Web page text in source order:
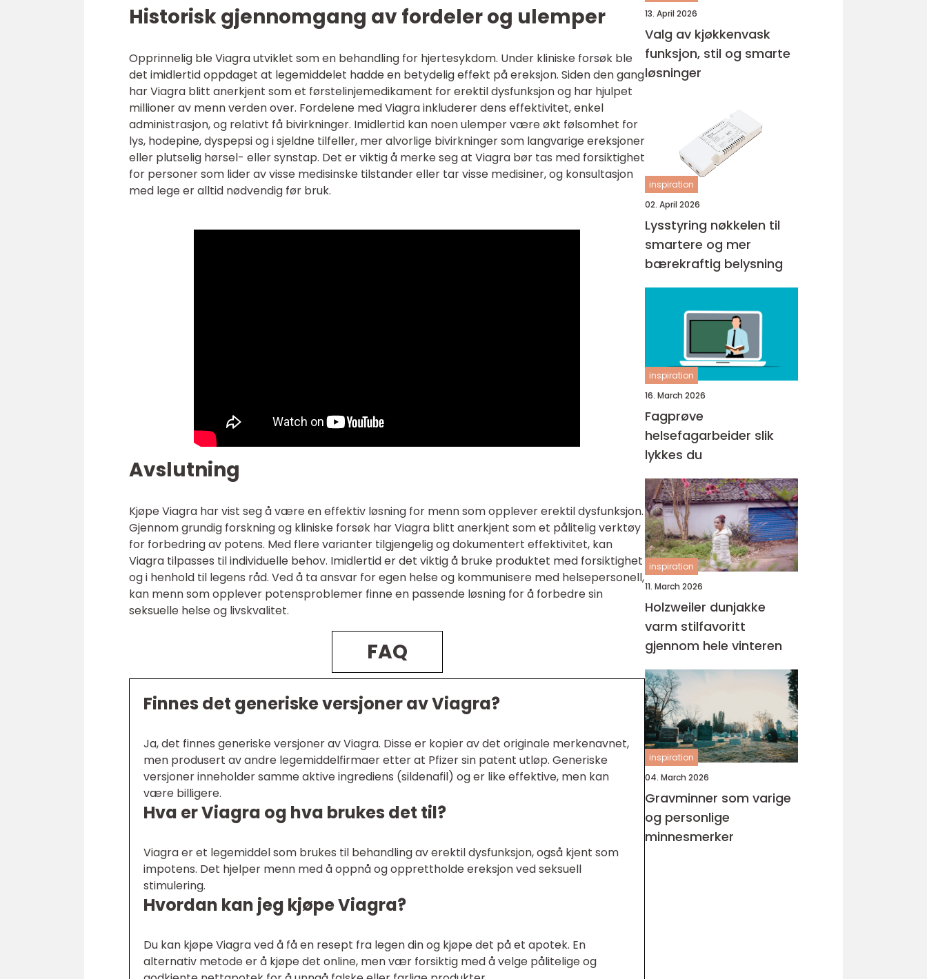
Historisk gjennomgang av fordeler og ulemper
Opprinnelig ble Viagra utviklet som en behandling for hjertesykdom. Under kliniske forsøk ble
det imidlertid oppdaget at legemiddelet hadde en betydelig effekt på ereksjon. Siden den gang
har Viagra blitt anerkjent som et førstelinjemedikament for erektil dysfunksjon og har hjulpet
millioner av menn verden over. Fordelene med Viagra inkluderer dens effektivitet, enkel
administrasjon, og relativt få bivirkninger. Imidlertid kan noen ulemper være økt følsomhet for
lys, hodepine, dyspepsi og i sjeldne tilfeller, mer alvorlige bivirkninger som langvarige ereksjoner
eller plutselig hørsel- eller synstap. Det er viktig å merke seg at Viagra bør tas med forsiktighet
for personer som lider av visse medisinske tilstander eller tar visse medisiner, og konsultasjon
med lege er alltid nødvendig før bruk.
Avslutning
Kjøpe Viagra har vist seg å være en effektiv løsning for menn som opplever erektil dysfunksjon.
Gjennom grundig forskning og kliniske forsøk har Viagra blitt anerkjent som et pålitelig verktøy
for forbedring av potens. Med flere varianter tilgjengelig og dokumentert effektivitet, kan
Viagra tilpasses til individuelle behov. Imidlertid er det viktig å bruke produktet med forsiktighet
og i henhold til legens råd. Ved å ta ansvar for egen helse og kommunisere med helsepersonell,
kan menn som opplever potensproblemer finne en passende løsning for å forbedre sin
seksuelle helse og livskvalitet.
FAQ
Finnes det generiske versjoner av Viagra?
Ja, det finnes generiske versjoner av Viagra. Disse er kopier av det originale merkenavnet,
men produsert av andre legemiddelfirmaer etter at Pfizer sin patent utløp. Generiske
versjoner inneholder samme aktive ingrediens (sildenafil) og er like effektive, men kan
være billigere.
Hva er Viagra og hva brukes det til?
Viagra er et legemiddel som brukes til behandling av erektil dysfunksjon, også kjent som
impotens. Det hjelper menn med å oppnå og opprettholde ereksjon ved seksuell
stimulering.
Hvordan kan jeg kjøpe Viagra?
Du kan kjøpe Viagra ved å få en resept fra legen din og kjøpe det på et apotek. En
alternativ metode er å kjøpe det online, men vær forsiktig med å velge pålitelige og
13. April 2026
Valg av kjøkkenvask
funksjon, stil og smarte
løsninger
inspiration
02. April 2026
Lysstyring nøkkelen til
smartere og mer
bærekraftig belysning
inspiration
16. March 2026
Fagprøve
helsefagarbeider slik
lykkes du
inspiration
11. March 2026
Holzweiler dunjakke
varm stilfavoritt
gjennom hele vinteren
inspiration
04. March 2026
Gravminner som varige
og personlige
minnesmerker